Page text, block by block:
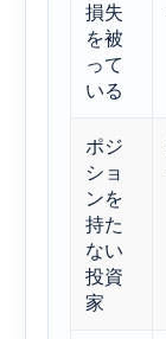
損失
を被
って
いる
ポジ
ショ
ンを
持た
ない
投資
家